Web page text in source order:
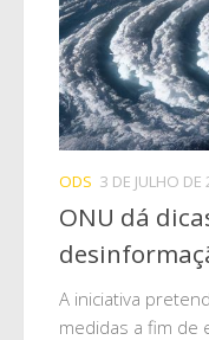
ODS 3 DE JULHO
ONU dá
A iniciativa
medidas a fim de